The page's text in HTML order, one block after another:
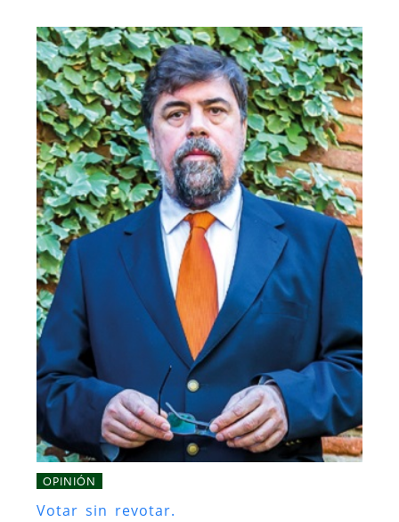
OPINIÓN
Votar sin revotar.